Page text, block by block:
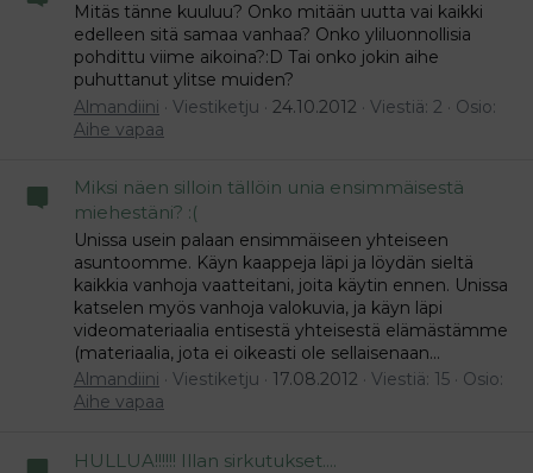
Mitäs tänne kuuluu? Onko mitään uutta vai kaikki
edelleen sitä samaa vanhaa? Onko yliluonnollisia
pohdittu viime aikoina?:D Tai onko jokin aihe
puhuttanut ylitse muiden?
Almandiini
Viestiketju 24.10.2012 Viestiä: 2
Osio:
Aihe vapaa
Miksi näen silloin tällöin unia ensimmäisestä
miehestäni? :(
Unissa usein palaan ensimmäiseen yhteiseen
asuntoomme. Käyn kaappeja läpi ja löydän sieltä
kaikkia vanhoja vaatteitani, joita käytin ennen. Unissa
katselen myös vanhoja valokuvia, ja käyn läpi
videomateriaalia entisestä yhteisestä elämästämme
(materiaalia, jota ei oikeasti ole sellaisenaan...
Almandiini
Viestiketju 17.08.2012 Viestiä: 15
Osio:
Aihe vapaa
HULLUA!!!!!! Illan sirkutukset....